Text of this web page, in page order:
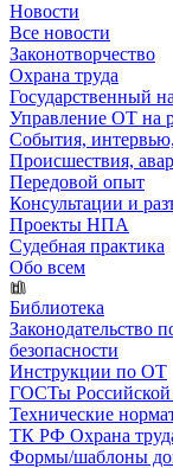
Новости
Все новости
Законотворчество
Охрана труда
Государственный
Управление ОТ на
События,
Происшествия,
Передовой опыт
Консультации и
Проекты НПА
Судебная практика
Обо всем
Библиотека
безопасности
Инструкции по ОТ
ГОСТы Российской
Технические
ТК РФ Охрана
Формы/шаблоны